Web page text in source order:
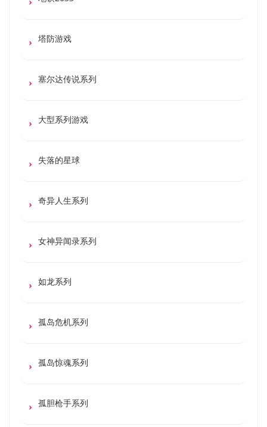
塔防游戏
塞尔达传说系列
大型系列游戏
失落的星球
奇异人生系列
女神异闻录系列
如龙系列
孤岛危机系列
孤岛惊魂系列
孤胆枪手系列